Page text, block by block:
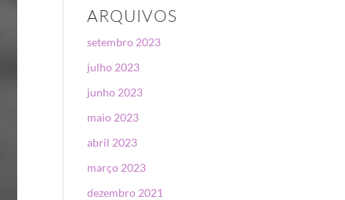
ARQUIVOS
setembro 2023
julho 2023
junho 2023
maio 2023
abril 2023
março 2023
dezembro 2021